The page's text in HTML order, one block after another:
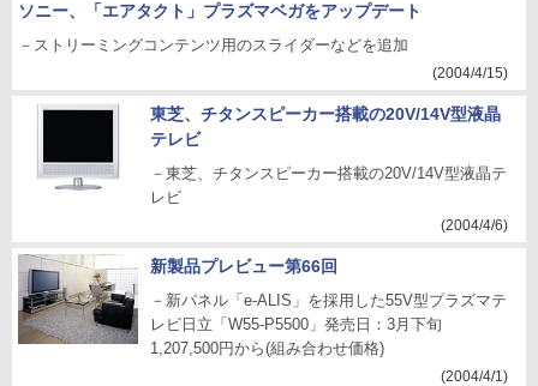
ソニー、「エアタクト」プラズマベガをアップデート
－ストリーミングコンテンツ用のスライダーなどを追加
(2004/4/15)
東芝、チタンスピーカー搭載の20V/14V型液晶
テレビ
－東芝、チタンスピーカー搭載の20V/14V型液晶テ
レビ
(2004/4/6)
新製品プレビュー第66回
－新パネル「e-ALIS」を採用した55V型プラズマテ
レビ日立「W55-P5500」発売日：3月下旬
1,207,500円から(組み合わせ価格)
(2004/4/1)